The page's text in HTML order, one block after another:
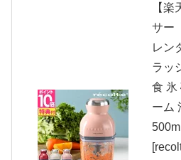
【
サー
レン
ラッ
食 氷
ーム